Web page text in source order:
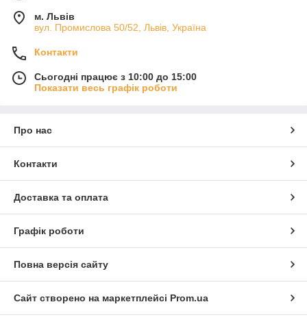
м. Львів
вул. Промислова 50/52, Львів, Україна
Контакти
Сьогодні працює з 10:00 до 15:00
Показати весь графік роботи
Про нас
Контакти
Доставка та оплата
Графік роботи
Повна версія сайту
Сайт створено на маркетплейсі Prom.ua